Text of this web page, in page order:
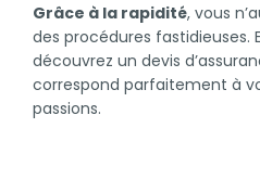
Grâce à la rapidité, vous
des procédures fastidieuses.
découvrez un devis
correspond parfaitement à
passions.